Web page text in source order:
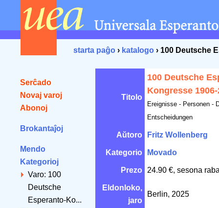
starta paĝo › katalogo › 100 Deutsche
Serĉado
Novaj varoj
Abonoj
Brokantaĵoj
Mendo
Kategorioj
Varo: 100
Deutsche
Esperanto-Ko...
Titolo
100 Deutsche
Kongresse 1906-
Ereignisse - Personen -
Entscheidungen
Aŭtoro Fritz Wollenberg
Kategorio Movado
Prezo 24.90 €, sesona
Eldonloko,
jaro
Berlin, 2025